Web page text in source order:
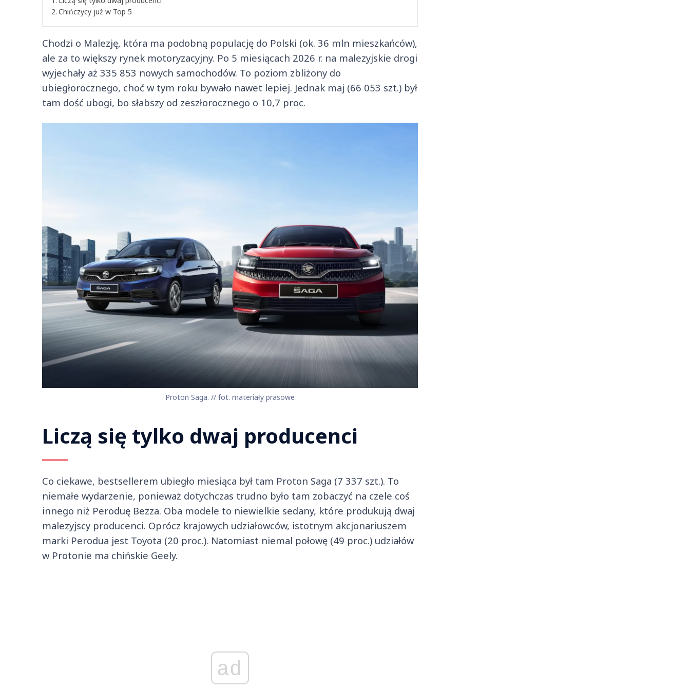
Chińczycy już w Top 5
Chodzi o Malezję, która ma podobną populację do Polski (ok. 36 mln mieszkańców),
ale za to większy rynek motoryzacyjny. Po 5 miesiącach 2026 r. na malezyjskie drogi
wyjechały aż 335 853 nowych samochodów. To poziom zbliżony do
ubiegłorocznego, choć w tym roku bywało nawet lepiej. Jednak maj (66 053 szt.) był
tam dość ubogi, bo słabszy od zeszłorocznego o 10,7 proc.
Proton Saga. // fot. materiały prasowe
Liczą się tylko dwaj producenci
Co ciekawe, bestsellerem ubiegło miesiąca był tam Proton Saga (7 337 szt.). To
niemałe wydarzenie, ponieważ dotychczas trudno było tam zobaczyć na czele coś
innego niż Peroduę Bezza. Oba modele to niewielkie sedany, które produkują dwaj
malezyjscy producenci. Oprócz krajowych udziałowców, istotnym akcjonariuszem
marki Perodua jest Toyota (20 proc.). Natomiast niemal połowę (49 proc.) udziałów
w Protonie ma chińskie Geely.
ad